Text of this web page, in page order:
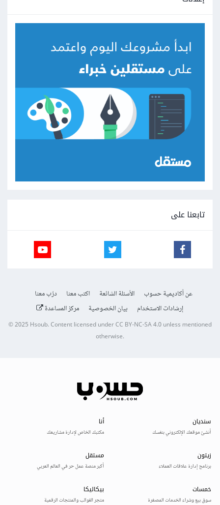
تابعنا على
عن أكاديمية حسوب الأسئلة الشائعة اكتب معنا
درّب معنا
إرشادات الاستخدام
بيان الخصوصية مركز المساعدة
© 2025Hsoub.Content licensed underCC BY-NC-SA 4.0unless mentioned
otherwise.